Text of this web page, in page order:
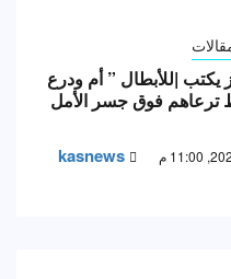
يكتب |للأبطال ” أم ودرع
ترعاهم فوق جسر الأمل
kasnews